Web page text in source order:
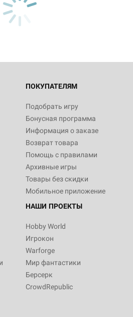
ПОКУПАТЕЛЯМ
Подобрать игру
Бонусная программа
Информация о заказе
Возврат товара
Помощь с правилами
Архивные игры
Товары без скидки
Мобильное приложение
НАШИ ПРОЕКТЫ
Hobby World
Игрокон
Warforge
Мир фантастики
Берсерк
CrowdRepublic